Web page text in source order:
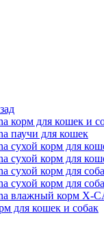
корм для кошек и
паучи для кошек
сухой корм для
сухой корм для
сухой корм для
сухой корм для
влажный корм X-
для кошек и собак